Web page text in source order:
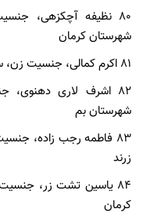
شهرستان کرمان
۸۱ اکرم کمالی، جنسیت زن، سن ۳۵ سال، ملیت ایرانی، شهرستان کرمان
شهرستان بم
زرند
کرمان